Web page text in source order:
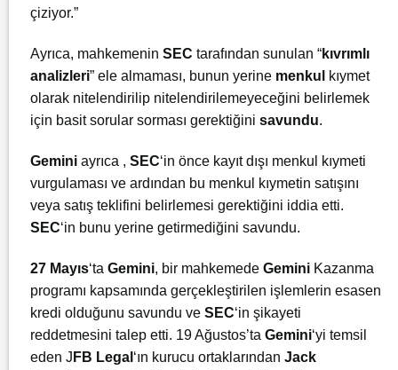
çiziyor.”
Ayrıca, mahkemenin SEC tarafından sunulan “kıvrımlı
analizleri” ele almaması, bunun yerine menkul
kıymet
olarak nitelendirilip nitelendirilemeyeceğini belirlemek
için basit sorular sorması gerektiğini savundu.
Gemini ayrıca , SEC‘in önce kayıt dışı menkul kıymeti
vurgulaması ve ardından bu menkul kıymetin satışını
veya satış teklifini belirlemesi gerektiğini iddia etti.
SEC‘in bunu yerine getirmediğini savundu.
27 Mayıs‘ta Gemini, bir mahkemede Gemini Kazanma
programı kapsamında gerçekleştirilen işlemlerin esasen
kredi olduğunu savundu ve SEC‘in şikayeti
reddetmesini talep etti. 19 Ağustos’ta Gemini‘yi temsil
eden J FB Legal ‘ın kurucu ortaklarından Jack